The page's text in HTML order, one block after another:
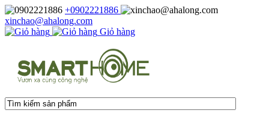
+0902221886
xinchao@ahalong.com
Giỏ hàng